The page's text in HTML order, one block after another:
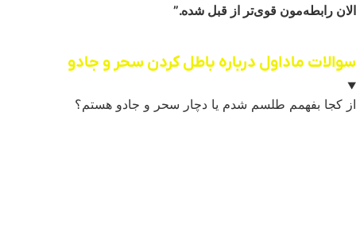
الان رابطه‌مون قوی‌تر از قبل شده.”
سوالات ماداول درباره باطل کردن سحر و جادو
از کجا بفهمم طلسم شدم یا دچار سحر و جادو هستم؟